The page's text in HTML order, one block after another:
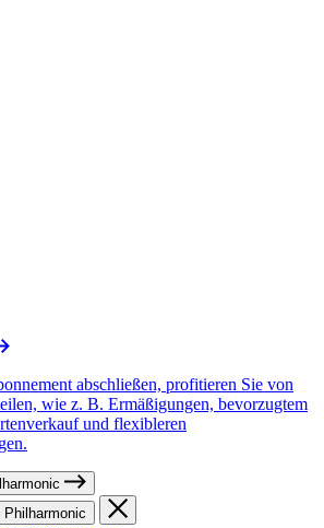
abschließen, profitieren Sie von
wie z. B. Ermäßigungen, bevorzugtem
und flexibleren
Philharmonic